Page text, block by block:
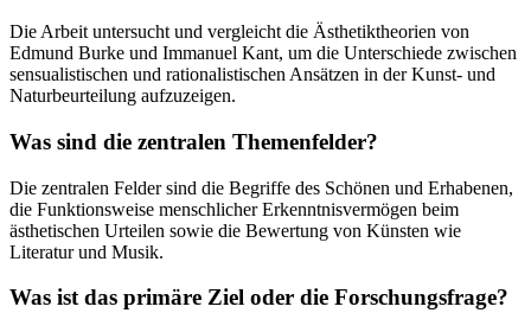
Die Arbeit untersucht und vergleicht die Ästhetiktheorien von
Edmund Burke und Immanuel Kant, um die Unterschiede zwischen
sensualistischen und rationalistischen Ansätzen in der Kunst- und
Naturbeurteilung aufzuzeigen.
Was sind die zentralen Themenfelder?
Die zentralen Felder sind die Begriffe des Schönen und Erhabenen,
die Funktionsweise menschlicher Erkenntnisvermögen beim
ästhetischen Urteilen sowie die Bewertung von Künsten wie
Literatur und Musik.
Was ist das primäre Ziel oder die Forschungsfrage?